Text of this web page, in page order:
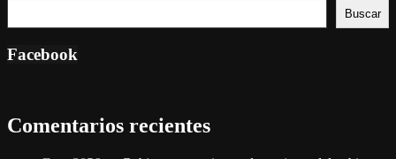
Buscar
Facebook
Comentarios recientes